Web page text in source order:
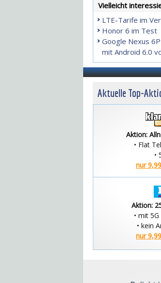
Vielleicht
LTE-Tarife im
Honor 6 im Test
Google Nexus
mit Android 6.0
Aktuelle Top-
Aktion:
• Flat
•
nur
Aktion:
• mit
• kein
nur